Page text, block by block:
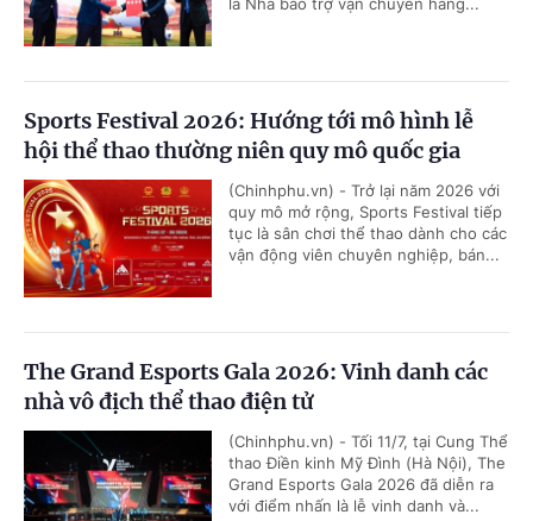
là Nhà bảo trợ vận chuyển hàng...
Sports Festival 2026: Hướng tới mô hình lễ
hội thể thao thường niên quy mô quốc gia
(Chinhphu.vn) - Trở lại năm 2026 với
quy mô mở rộng, Sports Festival tiếp
tục là sân chơi thể thao dành cho các
vận động viên chuyên nghiệp, bán...
The Grand Esports Gala 2026: Vinh danh các
nhà vô địch thể thao điện tử
(Chinhphu.vn) - Tối 11/7, tại Cung Thể
thao Điền kinh Mỹ Đình (Hà Nội), The
Grand Esports Gala 2026 đã diễn ra
với điểm nhấn là lễ vinh danh và...